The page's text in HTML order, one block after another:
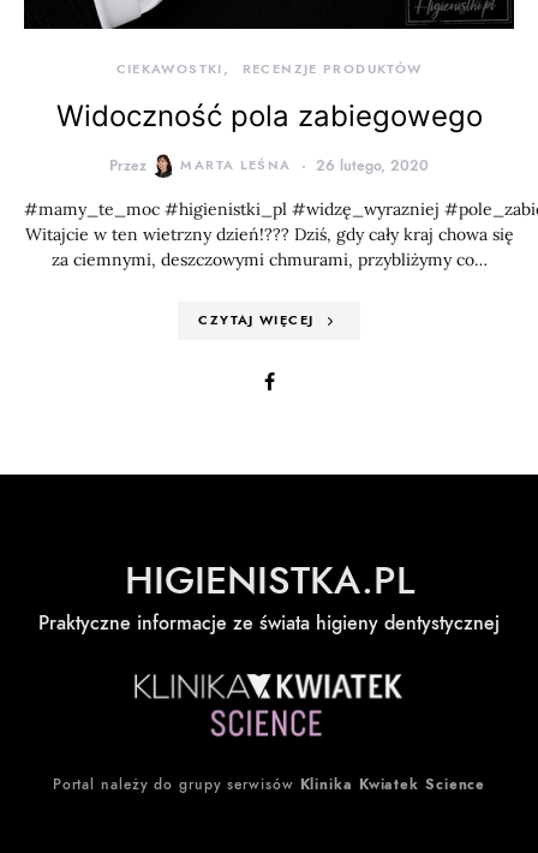
CIEKAWOSTKI RECENZJE PRODUKTÓW
Widoczność pola zabiegowego
Przez MARTA LEŚNA 26 lutego, 2020
#mamy_te_moc #higienistki_pl #widzę_wyrazniej
Witajcie w ten wietrzny dzień!??? Dziś, gdy cały kraj chowa się
za ciemnymi, deszczowymi chmurami, przybliżymy co…
CZYTAJ WIĘCEJ
HIGIENISTKA.PL
Praktyczne informacje ze świata higieny dentystycznej
Portal należy do grupy serwisów Klinika Kwiatek Science